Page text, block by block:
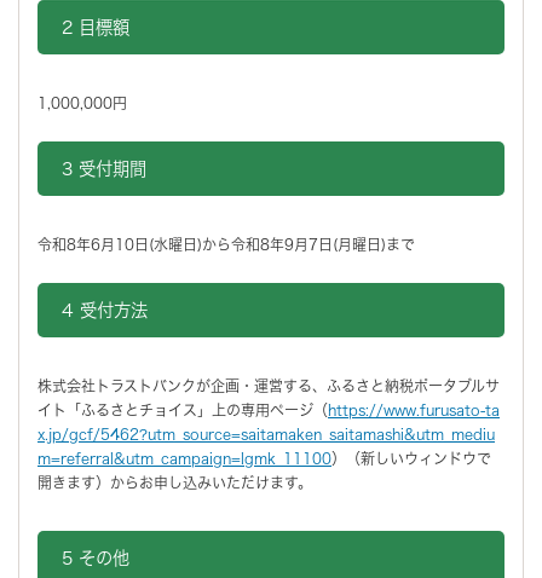
2 目標額
1,000,000円
3 受付期間
令和8年6月10日(水曜日)から令和8年9月7日(月曜日)まで
4 受付方法
株式会社トラストバンクが企画・運営する、ふるさと納税ポータブルサ
イト「ふるさとチョイス」上の専用ページ（https://www.furusato-ta
x.jp/gcf/5462?utm_source=saitamaken_saitamashi&utm_mediu
m=referral&utm_campaign=lgmk_11100）（新しいウィンドウで
開きます）からお申し込みいただけます。
5 その他